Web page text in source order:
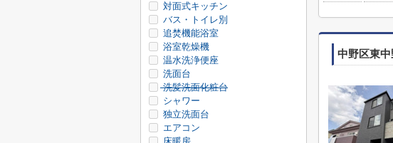
中野区東
対面式キッチン
バス・トイレ別
追焚機能浴室
浴室乾燥機
温水洗浄便座
洗面台
洗髪洗面化粧台
シャワー
独立洗面台
エアコン